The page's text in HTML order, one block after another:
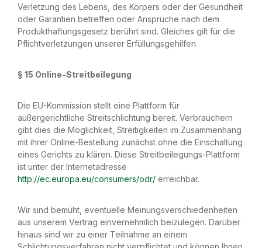
Verletzung des Lebens, des Körpers oder der Gesundheit
oder Garantien betreffen oder Ansprüche nach dem
Produkthaftungsgesetz berührt sind. Gleiches gilt für die
Pflichtverletzungen unserer Erfüllungsgehilfen.
§ 15 Online-Streitbeilegung
Die EU-Kommission stellt eine Plattform für
außergerichtliche Streitschlichtung bereit. Verbrauchern
gibt dies die Möglichkeit, Streitigkeiten im Zusammenhang
mit ihrer Online-Bestellung zunächst ohne die Einschaltung
eines Gerichts zu klären. Diese Streitbeilegungs-Plattform
ist unter der Internetadresse
http://ec.europa.eu/consumers/odr/ erreichbar.
Wir sind bemüht, eventuelle Meinungsverschiedenheiten
aus unserem Vertrag einvernehmlich beizulegen. Darüber
hinaus sind wir zu einer Teilnahme an einem